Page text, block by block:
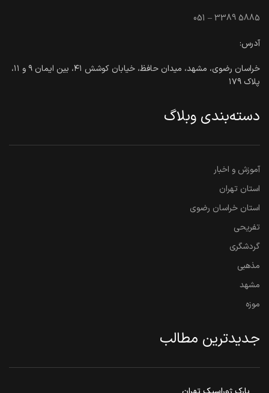
051 – 3389 5885
آدرس:
خراسان رضوی، مشهد، میدان حافظ، خیابان کوشش ۴۱، بین ایمان ۹ و ۱۱،
پلاک ۱۷۹
دسته‌بندی وبلاگ
آموزش و اخبار
استان تهران
استان خراسان رضوی
تفریحی
گردشگری
مذهبی
مشهد
موزه
جدیدترین مطالب